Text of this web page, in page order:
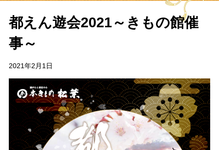
都えん遊会2021～きもの館催
事～
2021年2月1日